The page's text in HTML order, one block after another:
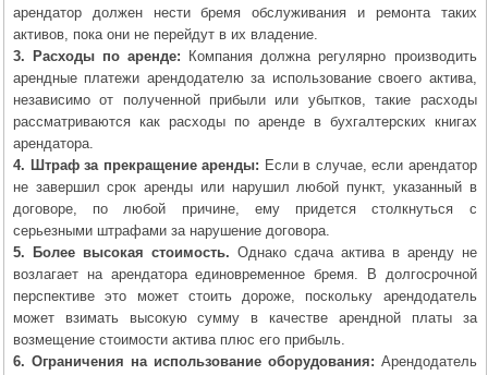
арендатор должен нести бремя обслуживания и ремонта таких
активов, пока они не перейдут в их владение.
3. Расходы по аренде: Компания должна регулярно производить
арендные платежи арендодателю за использование своего актива,
независимо от полученной прибыли или убытков, такие расходы
рассматриваются как расходы по аренде в бухгалтерских книгах
арендатора.
4. Штраф за прекращение аренды: Если в случае, если арендатор
не завершил срок аренды или нарушил любой пункт, указанный в
договоре, по любой причине, ему придется столкнуться с
серьезными штрафами за нарушение договора.
5. Более высокая стоимость. Однако сдача актива в аренду не
возлагает на арендатора единовременное бремя. В долгосрочной
перспективе это может стоить дороже, поскольку арендодатель
может взимать высокую сумму в качестве арендной платы за
возмещение стоимости актива плюс его прибыль.
6. Ограничения на использование оборудования: Арендодатель